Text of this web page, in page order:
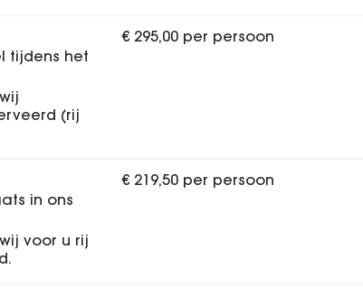
tijdens het
(rij
€ 295,00 per persoon
in ons
voor u rij
€ 219,50 per persoon